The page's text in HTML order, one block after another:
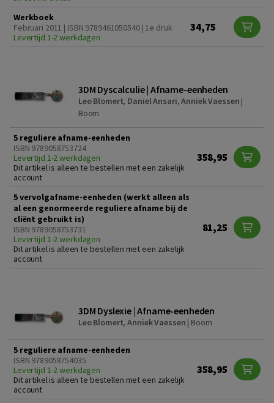
Werkboek
Februari 2011 | ISBN 9789461050540 | 1e druk
Levertijd 1-2 werkdagen
34,75
3DM Dyscalculie | Afname-eenheden
Leo Blomert, Daniel Ansari,Anniek Vaessen |
Boom
5 reguliere afname-eenheden
ISBN 9789058753724
Levertijd 1-2 werkdagen
Dit artikel is alleen te bestellen met een zakelijk
account
358,95
5 vervolgafname-eenheden (werkt alleen als
al een genormeerde reguliere afname bij de
cliënt gebruikt is)
ISBN 9789058753731
Levertijd 1-2 werkdagen
Dit artikel is alleen te bestellen met een zakelijk
account
81,25
3DM Dyslexie | Afname-eenheden
Leo Blomert,Anniek Vaessen | Boom
5 reguliere afname-eenheden
ISBN 9789058754035
Levertijd 1-2 werkdagen
Dit artikel is alleen te bestellen met een zakelijk
account
358,95